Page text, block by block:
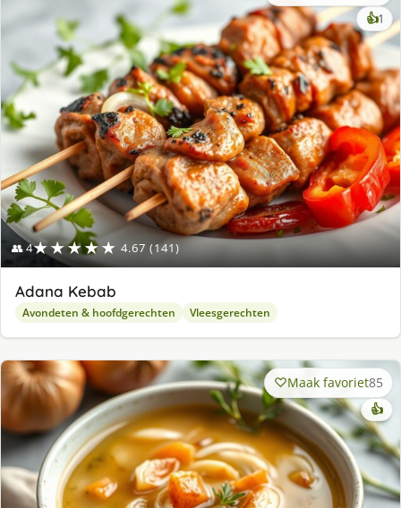
👥 4★★★★★ 4.67 (141)
👍1
Adana Kebab
Avondeten & hoofdgerechten Vleesgerechten
Maak favoriet85
👍